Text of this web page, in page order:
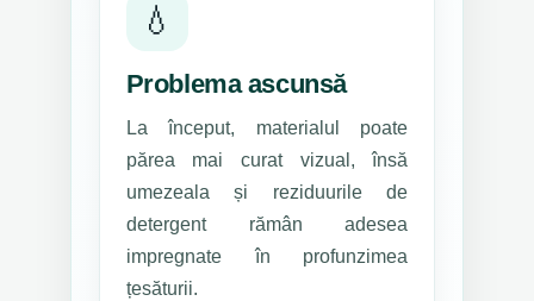
💧
Problema ascunsă
La început, materialul poate
părea mai curat vizual, însă
umezeala și reziduurile de
detergent rămân adesea
impregnate în profunzimea
țesăturii.